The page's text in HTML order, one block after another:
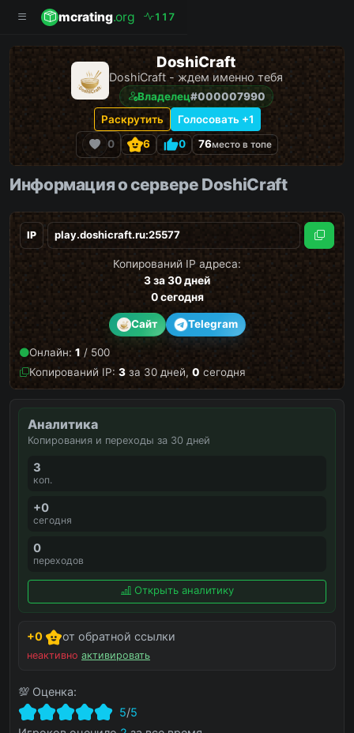
mcrating.org 1 1 7
DoshiCraft
DoshiCraft - ждем именно тебя
Владелец#000007990
Раскрутить
Голосовать +1
0
6 0 76место в топе
Информация о сервере DoshiCraft
IP
Копирований IP адреса:
3за 30 дней
0сегодня
Сайт Telegram
Онлайн: 1 / 500
Копирований IP: 3 за 30 дней, 0 сегодня
Аналитика
Копирования и переходы за 30 дней
3
коп.
+0
сегодня
0
переходов
Открыть аналитику
+0 от обратной ссылки
неактивно активировать
💯 Оценка:
5/5